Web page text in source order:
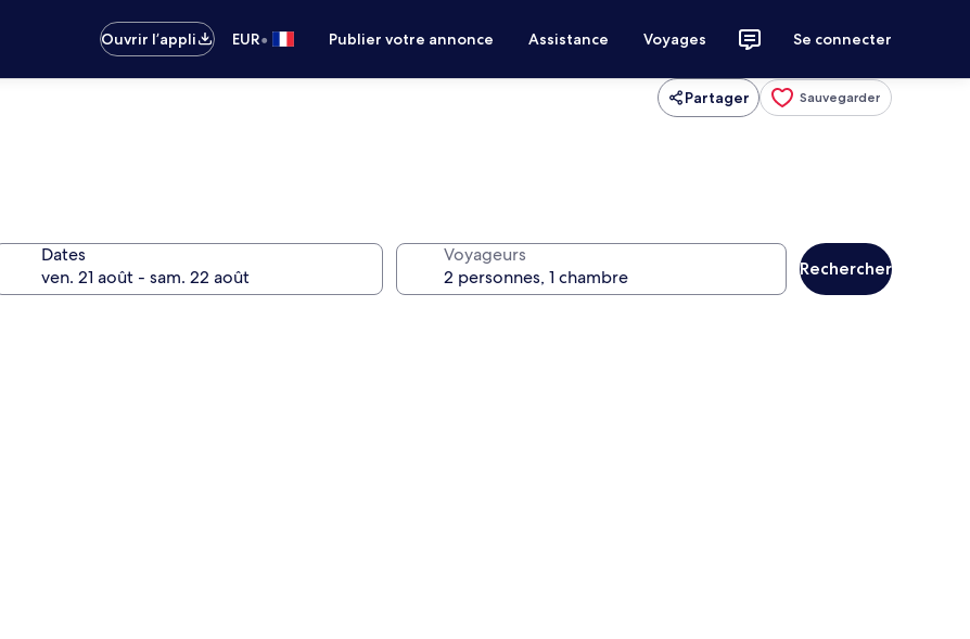
Ouvrir l’appli
EUR• Publier votre annonce Assistance Voyages Se connecter
Partager Sauvegarder
Dates Voyageurs
Rechercher